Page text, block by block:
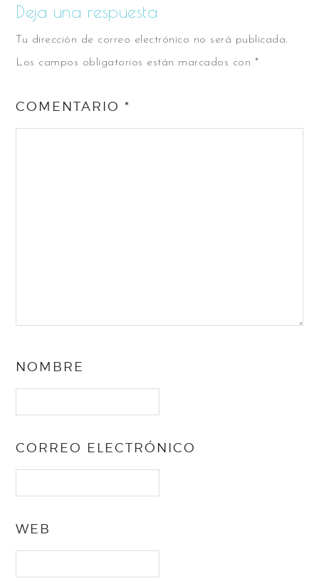
Deja una respuesta
Tu dirección de correo electrónico no será publicada.
Los campos obligatorios están marcados con *
COMENTARIO*
NOMBRE
CORREO ELECTRÓNICO
WEB